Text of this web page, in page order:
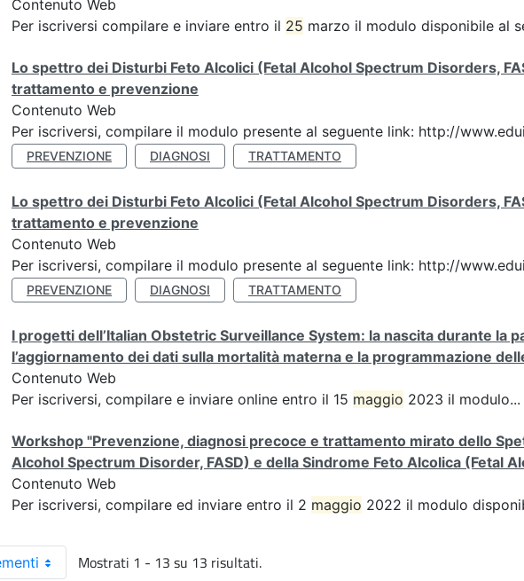
Contenuto Web
Per iscriversi compilare e inviare entro il 25 marzo il modulo disponibile al
Lo spettro dei Disturbi Feto Alcolici (Fetal Alcohol Spectrum Disorders,
trattamento e prevenzione
Contenuto Web
Per iscriversi, compilare il modulo presente al seguente link: http://
PREVENZIONE DIAGNOSI TRATTAMENTO
Lo spettro dei Disturbi Feto Alcolici (Fetal Alcohol Spectrum Disorders,
trattamento e prevenzione
Contenuto Web
Per iscriversi, compilare il modulo presente al seguente link: http://
PREVENZIONE DIAGNOSI TRATTAMENTO
I progetti dell’Italian Obstetric Surveillance System: la nascita durante la
l’aggiornamento dei dati sulla mortalità materna e la programmazione
Contenuto Web
Per iscriversi, compilare e inviare online entro il 15 maggio 2023 il modulo...
Workshop "Prevenzione, diagnosi precoce e trattamento mirato dello
Alcohol Spectrum Disorder, FASD) e della Sindrome Feto Alcolica (Fetal
Contenuto Web
Per iscriversi, compilare ed inviare entro il 2 maggio 2022 il modulo
Mostrati 1 - 13 su 13 risultati.